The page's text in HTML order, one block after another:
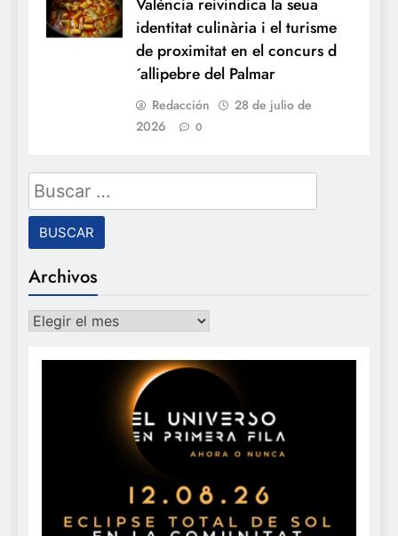
identitat culinària i el turisme
de proximitat en el concurs d
´allipebre del Palmar
Redacción
28 de julio de
2026
0
Buscar:
Archivos
Archivos